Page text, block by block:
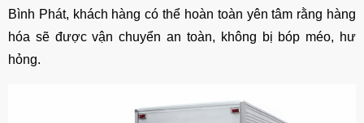
Bình Phát, khách hàng có thể hoàn toàn yên tâm rằng hàng
hóa sẽ được vận chuyển an toàn, không bị bóp méo, hư
hỏng.